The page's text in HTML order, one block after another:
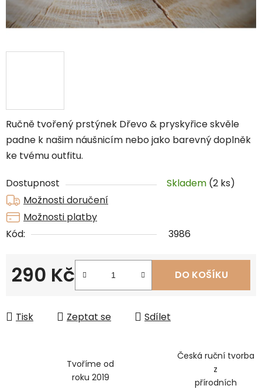
Ručně tvořený prstýnek Dřevo & pryskyřice skvěle
padne k našim náušnicím nebo jako barevný doplněk
ke tvému outfitu.
Dostupnost Skladem (2 ks)
Možnosti doručení
Možnosti platby
Kód:
3986
290 Kč DO KOŠÍKU
Tisk Zeptat se Sdílet
Tvoříme od
roku 2019
Česká ruční tvorba
z
přírodních